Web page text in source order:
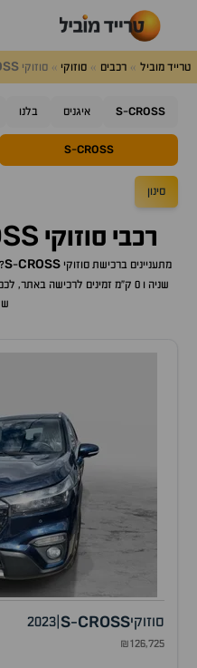
טרייד מוביל רכבים סוזוקי סוזוקי
S-CROSS איגניס בלנו
S-CROSS
סינון
רכבי סוזוקי
מתעניינים ברכישת סוזוקי S-CROSS
שניה ו 0 ק"מ זמינים לרכישה באתר, לכם רק נותר לבחור את ה
סוזוקי S-CROSS
2023
₪126,725